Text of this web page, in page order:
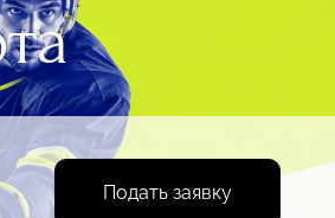
Подать заявку